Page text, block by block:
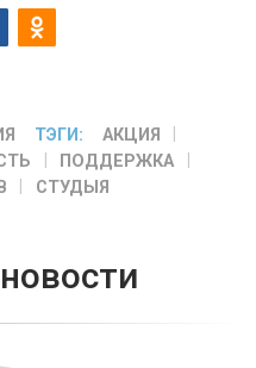
ТЭГИ:
АКЦИЯ
ПОДДЕРЖКА
СТУДЫЯ